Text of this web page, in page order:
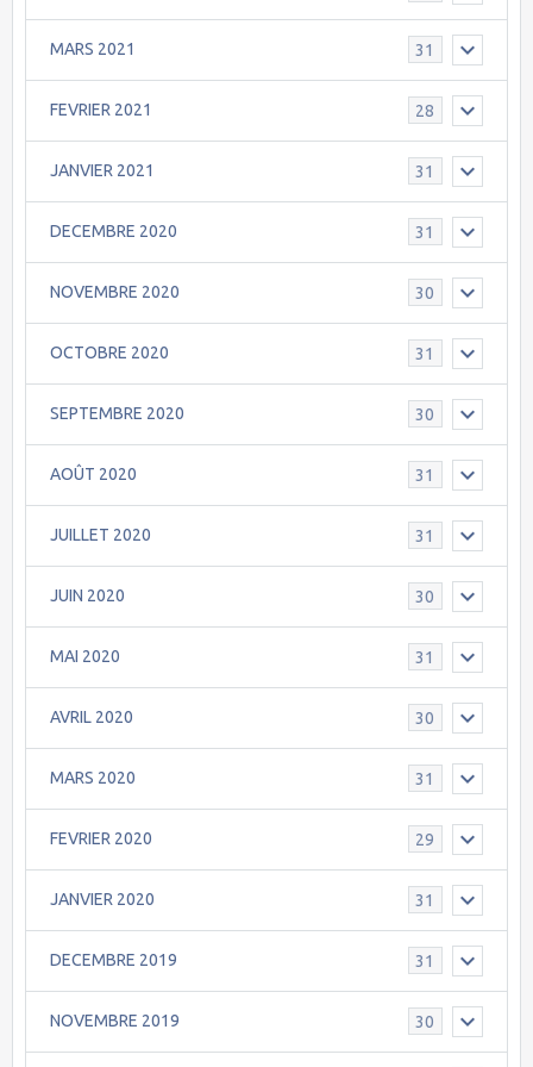
MARS 2021 31
FEVRIER 2021 28
JANVIER 2021 31
DECEMBRE 2020 31
NOVEMBRE 2020 30
OCTOBRE 2020 31
SEPTEMBRE 2020 30
AOÛT 2020 31
JUILLET 2020 31
JUIN 2020 30
MAI 2020 31
AVRIL 2020 30
MARS 2020 31
FEVRIER 2020 29
JANVIER 2020 31
DECEMBRE 2019 31
NOVEMBRE 2019 30